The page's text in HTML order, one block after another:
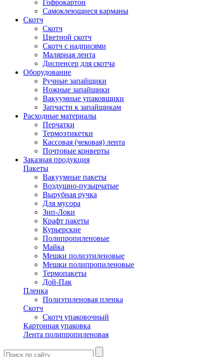
Гофрокартон
Самоклеющиеся карманы
Скотч
Скотч
Цветной скотч
Скотч с надписями
Малярная лента
Диспенсер для скотча
Оборудование
Ручные запайщики
Ножные запайщики
Вакуумные упаковщики
Запчасти к запайщикам
Расходные материалы
Перчатки
Термоэтикетки
Кассовая (чековая) лента
Почтовые конверты
Заказная продукция
Пакеты
Вакуумные пакеты
Воздушно-пузырчатые
Вырубная ручка
Для мусора
Зип-Локи
Крафт пакеты
Курьерские
Полипропиленовые
Майка
Мешки полиэтиленовые
Мешки полипропиленовые
Термопакеты
Дой-Пак
Пленка
Полиэтиленовая пленка
Скотч
Скотч упаковочный
Картонная упаковка
Лента полипропиленовая